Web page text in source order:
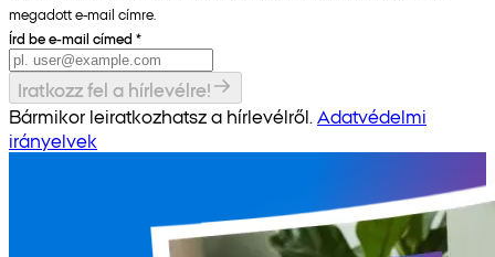
megadott e-mail címre.
Írd be e-mail címed *
Iratkozz fel a hírlevélre!
Bármikor leiratkozhatsz a hírlevélről. Adatvédelmi
irányelvek